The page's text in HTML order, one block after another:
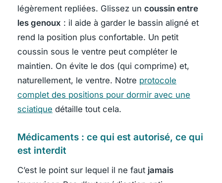
légèrement repliées. Glissez un coussin entre
les genoux : il aide à garder le bassin aligné et
rend la position plus confortable. Un petit
coussin sous le ventre peut compléter le
maintien. On évite le dos (qui comprime) et,
naturellement, le ventre. Notre protocole
complet des positions pour dormir avec une
sciatique détaille tout cela.
Médicaments : ce qui est autorisé, ce qui
est interdit
C’est le point sur lequel il ne faut jamais